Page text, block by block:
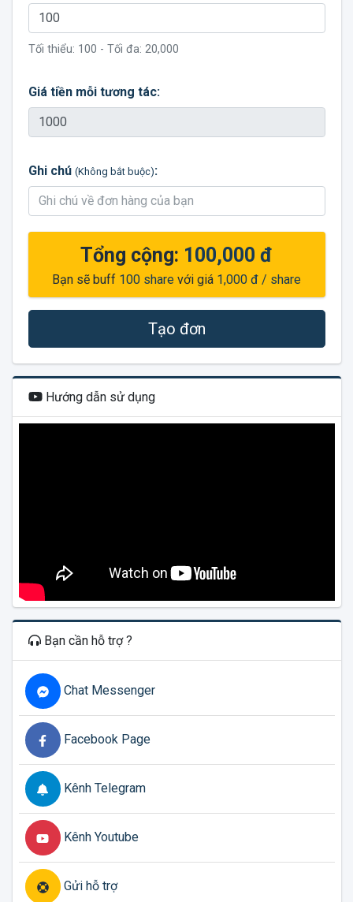
Tối thiểu: 100 - Tối đa: 20,000
Giá tiền mỗi tương tác:
Ghi chú (Không bắt buộc):
Tổng cộng: 100,000 đ
Bạn sẽ buff 100 share với giá 1,000 đ / share
Tạo đơn
Hướng dẫn sử dụng
Bạn cần hỗ trợ ?
Chat Messenger
Facebook Page
Kênh Telegram
Kênh Youtube
Gửi hỗ trợ